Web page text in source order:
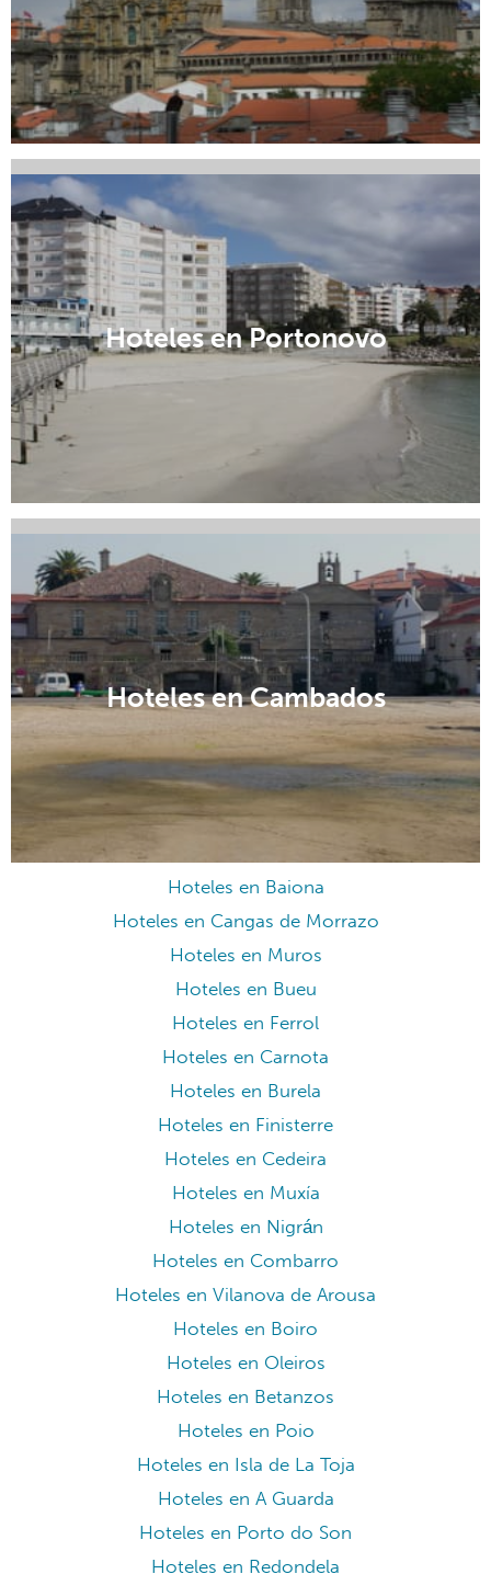
Hoteles en Santiago de Compostela
Hoteles en Pontevedra
Hoteles en Portonovo
Hoteles en Ourense